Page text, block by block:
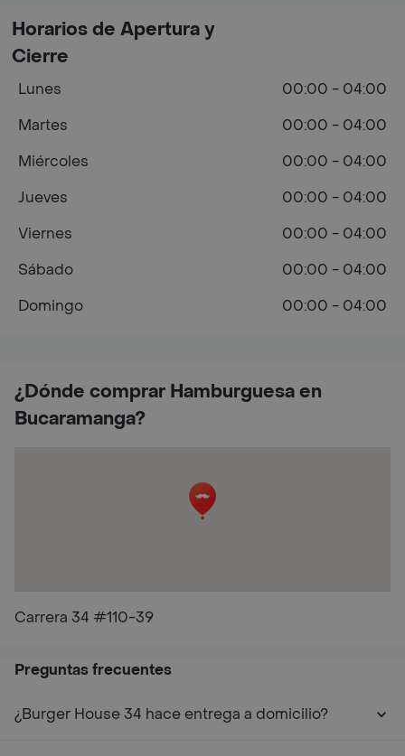
¿Dónde comprar Hamburguesa en
Bucaramanga?
Carrera 34 #110-39
Horarios de Apertura y
Cierre
Lunes
00:00 - 04:00
Martes
00:00 - 04:00
Miércoles
00:00 - 04:00
Jueves
00:00 - 04:00
Viernes
00:00 - 04:00
Sábado
00:00 - 04:00
Domingo
00:00 - 04:00
Preguntas frecuentes
¿Burger House 34 hace entrega a domicilio?